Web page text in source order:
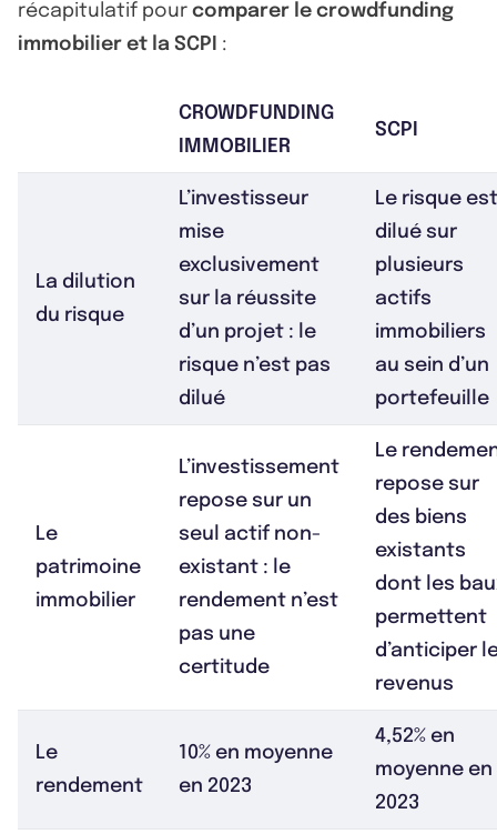
récapitulatif pour comparer le crowdfunding
immobilier et la SCPI
:
CROWDFUNDING
IMMOBILIER
SCPI
La dilution
du risque
L’investisseur
mise
exclusivement
sur la réussite
d’un projet : le
risque n’est pas
dilué
Le risque est
dilué sur
plusieurs
actifs
immobiliers
au sein d’un
portefeuille
Le
patrimoine
immobilier
L’investissement
repose sur un
seul actif non-
existant : le
rendement n’est
pas une
certitude
Le
repose sur
des biens
existants
dont les
permettent
d’anticiper
revenus
Le
rendement
10% en moyenne
en 2023
4,52% en
moyenne en
2023